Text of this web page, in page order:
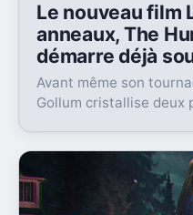
Le nouveau film
anneaux, The
démarre déjà
Avant même son
Gollum cristallise deux